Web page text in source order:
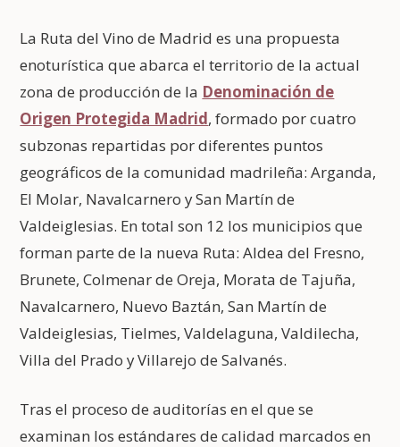
La Ruta del Vino de Madrid es una propuesta
enoturística que abarca el territorio de la actual
zona de producción de la Denominación de
Origen Protegida Madrid, formado por cuatro
subzonas repartidas por diferentes puntos
geográficos de la comunidad madrileña: Arganda,
El Molar, Navalcarnero y San Martín de
Valdeiglesias. En total son 12 los municipios que
forman parte de la nueva Ruta: Aldea del Fresno,
Brunete, Colmenar de Oreja, Morata de Tajuña,
Navalcarnero, Nuevo Baztán, San Martín de
Valdeiglesias, Tielmes, Valdelaguna, Valdilecha,
Villa del Prado y Villarejo de Salvanés.
Tras el proceso de auditorías en el que se
examinan los estándares de calidad marcados en